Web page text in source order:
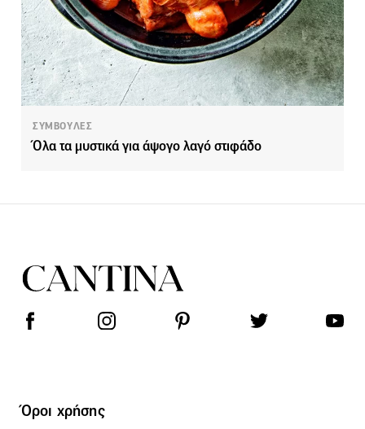
ΣΥΜΒΟΥΛΕΣ
Όλα τα μυστικά για άψογο λαγό στιφάδο
Όροι χρήσης